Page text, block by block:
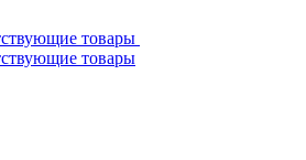
товары
товары